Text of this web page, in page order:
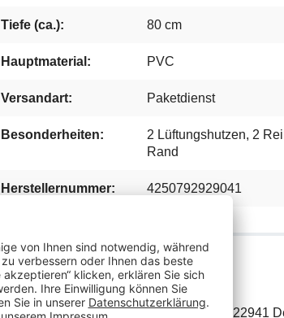
Tiefe (ca.): 80 cm
Hauptmaterial: PVC
Versandart: Paketdienst
Besonderheiten: 2 Lüftungshutzen, 2
Rand
Herstellernummer: 4250792929041
Hersteller: Mr. Deko, Lübecker Str. 7c, 22941